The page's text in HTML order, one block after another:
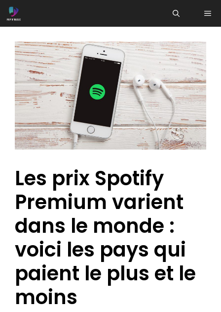
Aller
au
Les prix Spotify
Premium varient
dans le monde :
voici les pays qui
paient le plus et le
moins